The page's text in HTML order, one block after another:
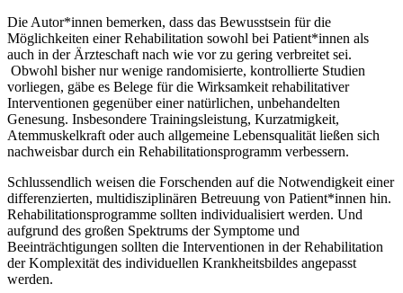
Die Autor*innen bemerken, dass das Bewusstsein für die
Möglichkeiten einer Rehabilitation sowohl bei Patient*innen als
auch in der Ärzteschaft nach wie vor zu gering verbreitet sei.
Obwohl bisher nur wenige randomisierte, kontrollierte Studien
vorliegen, gäbe es Belege für die Wirksamkeit rehabilitativer
Interventionen gegenüber einer natürlichen, unbehandelten
Genesung. Insbesondere Trainingsleistung, Kurzatmigkeit,
Atemmuskelkraft oder auch allgemeine Lebensqualität ließen sich
nachweisbar durch ein Rehabilitationsprogramm verbessern.
Schlussendlich weisen die Forschenden auf die Notwendigkeit einer
differenzierten, multidisziplinären Betreuung von Patient*innen hin.
Rehabilitationsprogramme sollten individualisiert werden. Und
aufgrund des großen Spektrums der Symptome und
Beeinträchtigungen sollten die Interventionen in der Rehabilitation
der Komplexität des individuellen Krankheitsbildes angepasst
werden.